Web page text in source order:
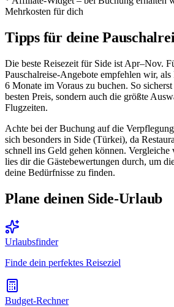
Mehrkosten für dich
Tipps für deine
Die beste Reisezeit für Side ist Apr–Nov.
Pauschalreise-Angebote empfehlen wir,
6 Monate im Voraus zu buchen. So
besten Preis, sondern auch die größte
Flugzeiten.
Achte bei der Buchung auf die
sich besonders in Side (Türkei), da
schnell ins Geld gehen können. Vergleiche
lies dir die Gästebewertungen durch, um
deine Bedürfnisse zu finden.
Plane deinen Side-Urlaub
Urlaubsfinder
Finde dein perfektes Reiseziel
Budget-Rechner